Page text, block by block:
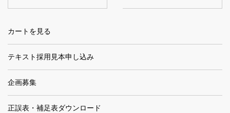
カートを見る
テキスト採用見本申し込み
企画募集
正誤表・補足表ダウンロード